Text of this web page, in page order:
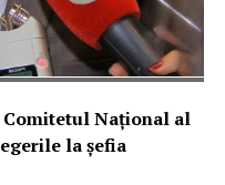
Comitetul Național al
la șefia